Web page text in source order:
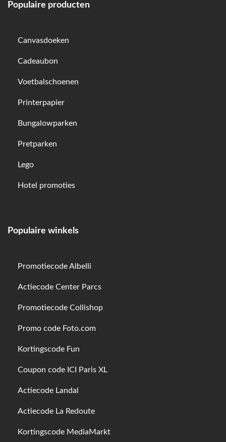
Populaire producten
Canvasdoeken
Cadeaubon
Voetbalschoenen
Printerpapier
Bungalowparken
Pretparken
Lego
Hotel promoties
Populaire winkels
Promotiecode Albelli
Actiecode Center Parcs
Promotiecode Collishop
Promo code Foto.com
Kortingscode Fun
Coupon code ICI Paris XL
Actiecode Landal
Actiecode La Redoute
Kortingscode MediaMarkt